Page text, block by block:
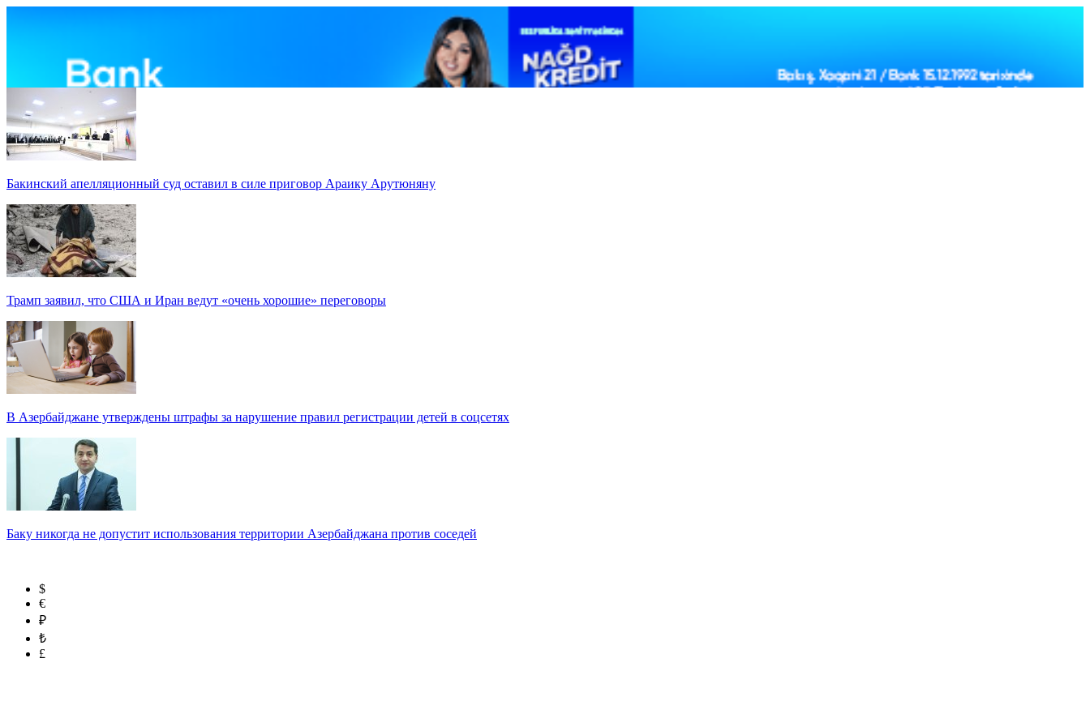
Бакинский апелляционный суд оставил в силе приговор Араику Арутюняну
Трамп заявил, что США и Иран ведут «очень хорошие» переговоры
В Азербайджане утверждены штрафы за нарушение правил регистрации детей в соцсетях
Баку никогда не допустит использования территории Азербайджана против соседей
$
€
₽
₺
£